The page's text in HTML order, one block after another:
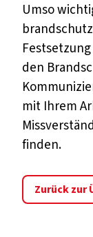
Umso
den
mit Ihrem
finden.
Zurück zur